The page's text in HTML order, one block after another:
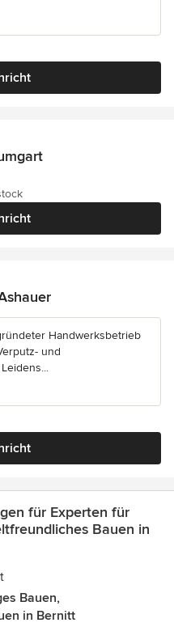
Handwerksbetrieb
und
für Experten für
Bauen in
Bauen,
in Bernitt